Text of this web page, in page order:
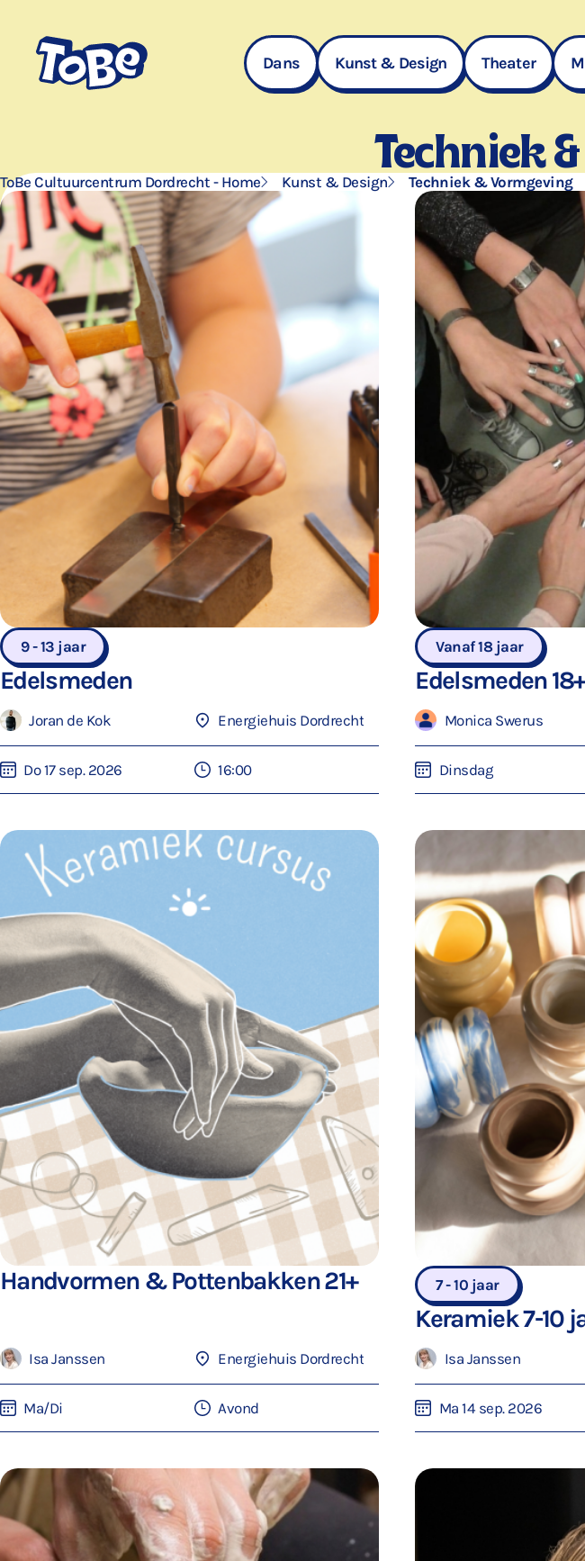
Navigatie
overslaan
Dans Kunst & Design Theater
Tech­niek&
ToBe Cultuurcentrum Dordrecht - Home Kunst & Design Techniek & Vormgeving
9 - 13 jaar
Edelsmeden
Joran de Kok Energiehuis Dordrecht
Do 17 sep. 2026 16:00
Vanaf 18 jaar
Edelsmeden 18+
Monica Swerus
Dinsdag
Handvormen & Pottenbakken 21+
Isa Janssen Energiehuis Dordrecht
Ma/Di Avond
7 - 10 jaar
Keramiek 7-10
Isa Janssen
Ma 14 sep. 2026